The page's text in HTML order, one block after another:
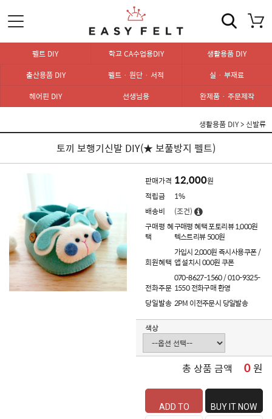
펠트 DIY 학교 CA수업용DIY
생활용품 DIY
출산용품 DIY
펠트 · 원단 · 서적
실 · 부재료
헤어핀 DIY
선생님용 완제품 · 주문제작
생활용품 DIY> 신발류
토끼 보행기신발 DIY(★ 보풀방지 펠트)
판매가격 12,000원
적립금
1%
배송비
(조건)
구매평 혜
택
구매평 혜택 포토리뷰 1,000원
텍스트리뷰 500원
회원혜택
가입시 2,000원 즉시사용쿠폰 /
앱 설치시 000원 쿠폰
전화주문
070-8627-1560 / 010-9325-
1550 전화구매 환영
당일발송 2PM 이전주문시 당일발송
색상
총 상품 금액 0원
ADD TO BUY IT NOW